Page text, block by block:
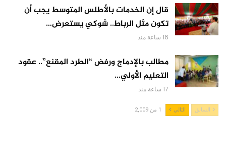
قال إن الخدمات بالأطلس المتوسط يجب أن
تكون مثل الرباط.. شوكي يستعرض…
16 ساعة منذ
مطالب بالإدماج ورفض “الطرد المقنع”.. عقود
التعليم الأولي…
17 ساعة منذ
السابق التالي 1 من 2,009